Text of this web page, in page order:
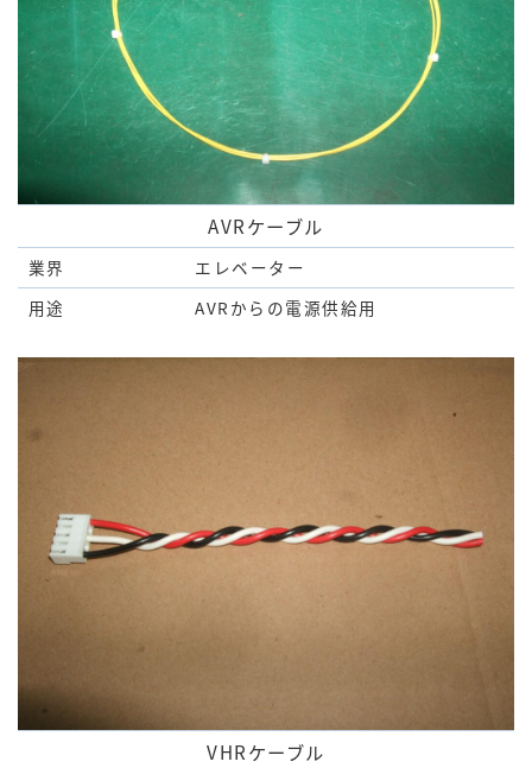
AVRケーブル
業界
エレベーター
用途
AVRからの電源供給用
VHRケーブル